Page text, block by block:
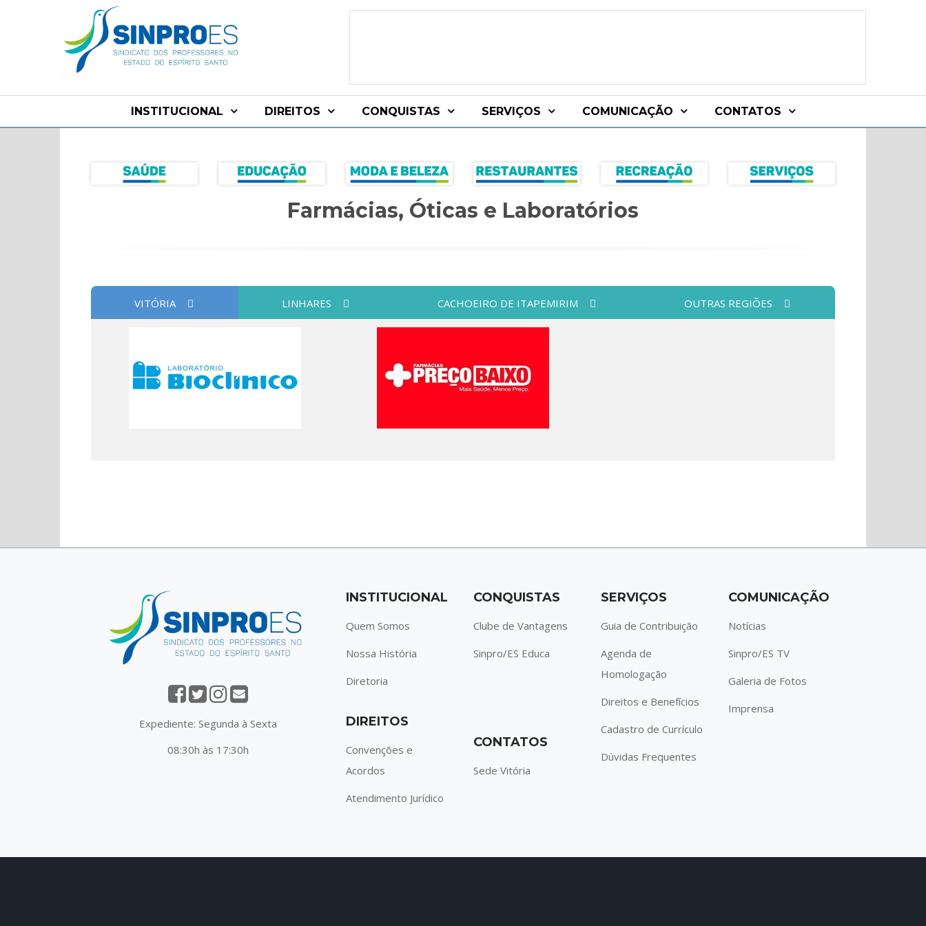
INSTITUCIONAL DIREITOS CONQUISTAS SERVIÇOS COMUNICAÇÃO CONTATOS
Farmácias, Óticas e Laboratórios
VITÓRIA LINHARES CACHOEIRO DE ITAPEMIRIM OUTRAS REGIÕES
Expediente: Segunda à Sexta
08:30h às 17:30h
INSTITUCIONAL
Quem Somos
Nossa História
Diretoria
DIREITOS
Convenções e
Acordos
Atendimento Jurídico
CONQUISTAS
Clube de Vantagens
Sinpro/ES Educa
CONTATOS
Sede Vitória
SERVIÇOS
Guia de Contribuição
Agenda de
Homologação
Direitos e Benefícios
Cadastro de Currículo
Dúvidas Frequentes
COMUNICAÇÃO
Notícias
Sinpro/ES TV
Galeria de Fotos
Imprensa